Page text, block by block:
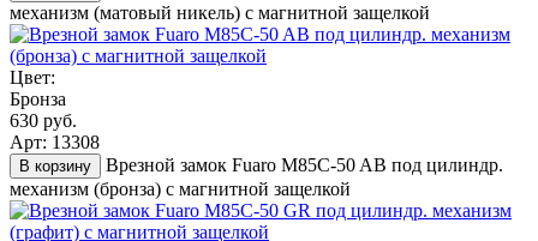
механизм (матовый никель) с магнитной защелкой
Цвет:
Бронза
630 руб.
Арт: 13308
В корзину
Врезной замок Fuaro M85C-50 AB под цилиндр.
механизм (бронза) с магнитной защелкой